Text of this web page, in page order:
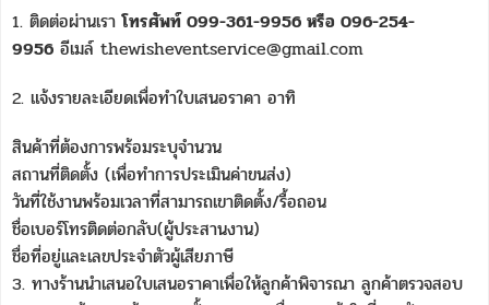
1. ติดต่อผ่านเราโทรศัพท์ 099-361-9956 หรือ 096-254-
9956 อีเมล์ thewisheventservice@gmail.com
2. แจ้งรายละเอียดเพื่อทำใบเสนอราคา อาทิ
สินค้าที่ต้องการพร้อมระบุจำนวน
สถานที่ติดตั้ง (เพื่อทำการประเมินค่าขนส่ง)
วันที่ใช้งานพร้อมเวลาที่สามารถเขาติดตั้ง/รื้อถอน
ชื่อเบอร์โทรติดต่อกลับ(ผู้ประสานงาน)
ชื่อที่อยู่และเลขประจำตัวผู้เสียภาษี
3. ทางร้านนำเสนอใบเสนอราคาเพื่อให้ลูกค้าพิจารณา ลูกค้าตรวจสอบ